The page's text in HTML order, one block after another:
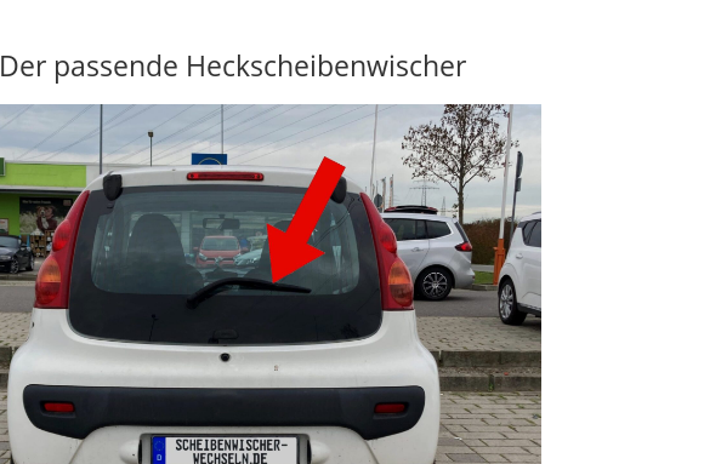
Der passende Heckscheibenwischer